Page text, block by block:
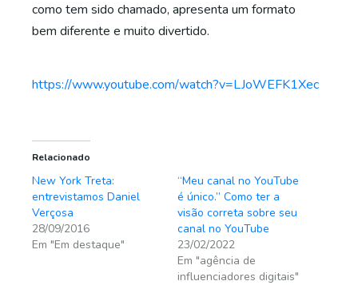
como tem sido chamado, apresenta um formato
bem diferente e muito divertido.
https://www.youtube.com/watch?v=LJoWEFK1Xec
Relacionado
New York Treta:
entrevistamos Daniel
Verçosa
28/09/2016
Em "Em destaque"
“Meu canal no YouTube
é único.” Como ter a
visão correta sobre seu
canal no YouTube
23/02/2022
Em "agência de
influenciadores digitais"